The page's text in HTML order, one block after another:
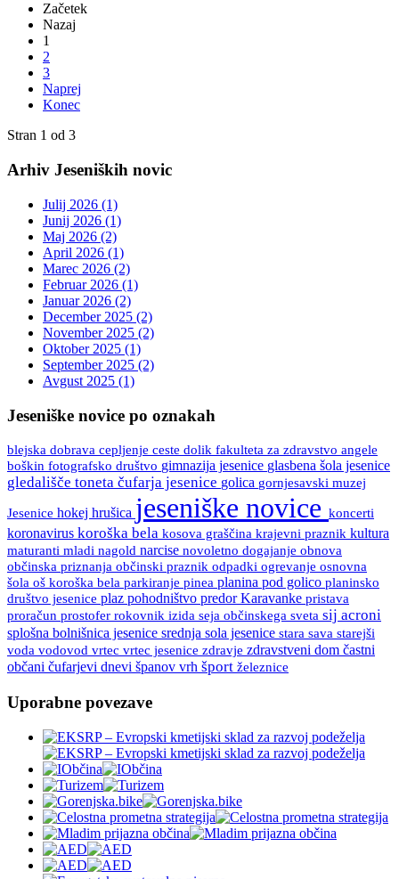
Začetek
Nazaj
1
2
3
Naprej
Konec
Stran 1 od 3
Arhiv Jeseniških novic
Julij 2026 (1)
Junij 2026 (1)
Maj 2026 (2)
April 2026 (1)
Marec 2026 (2)
Februar 2026 (1)
Januar 2026 (2)
December 2025 (2)
November 2025 (2)
Oktober 2025 (1)
September 2025 (2)
Avgust 2025 (1)
Jeseniške novice po oznakah
blejska dobrava cepljenje ceste dolik fakulteta za zdravstvo angele
boškin fotografsko društvo gimnazija jesenice glasbena šola jesenice
gledališče toneta čufarja jesenice golica gornjesavski muzej
Jesenice hokej hrušica jeseniške novice koncerti
koronavirus koroška bela kosova graščina krajevni praznik kultura
maturanti mladi nagold narcise novoletno dogajanje obnova
občinska priznanja občinski praznik odpadki ogrevanje osnovna
šola oš koroška bela parkiranje pinea planina pod golico planinsko
društvo jesenice plaz pohodništvo predor Karavanke pristava
proračun prostofer rokovnik izida seja občinskega sveta sij acroni
splošna bolnišnica jesenice srednja sola jesenice stara sava starejši
voda vodovod vrtec vrtec jesenice zdravje zdravstveni dom častni
občani čufarjevi dnevi španov vrh šport železnice
Uporabne povezave